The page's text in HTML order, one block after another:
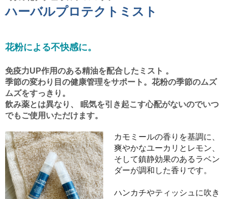
ハーバルプロテクトミスト
花粉による不快感に。
免疫力UP作用のある精油を配合したミスト 。
季節の変わり目の健康管理をサポート。花粉の季節のムズ
ムズをすっきり。
飲み薬とは異なり、 眠気を引き起こす心配がないのでいつ
でもご使用いただけます。
カモミールの香りを基調に、
爽やかなユーカリとレモン、
そして鎮静効果のあるラベン
ダーが調和した香りです。
ハンカチやティッシュに吹き